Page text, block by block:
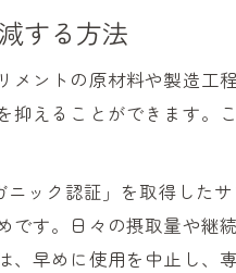
毎日続ける
オーガニッ
無農薬では
オーガニッ
する方法
ントの原材料や製造
抑えることができます
ック認証」を取得した
です。日々の摂取量や
早めに使用を中止し、